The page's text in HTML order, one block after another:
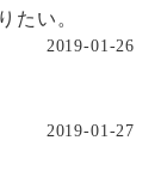
たい。
2019-01-26
2019-01-27